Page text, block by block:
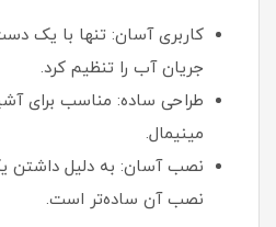
کاربری آسان: تنها با یک
جریان آب را تنظیم کرد.
طراحی ساده: مناسب برای
مینیمال.
نصب آسان: به دلیل داشتن
نصب آن ساده‌تر است.